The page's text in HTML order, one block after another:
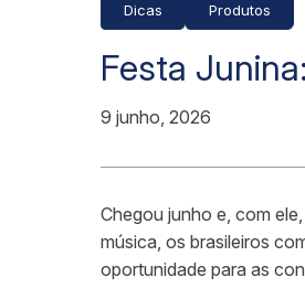
Dicas Produtos
Festa
9 junho, 2026
Chegou junho e, com
música, os brasileiros
oportunidade para as